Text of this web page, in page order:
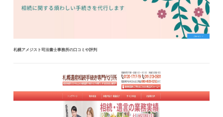
札幌アメジスト司法書士事務所の口コミや評判